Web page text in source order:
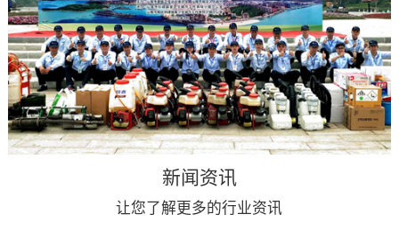
新闻资讯
让您了解更多的行业资讯